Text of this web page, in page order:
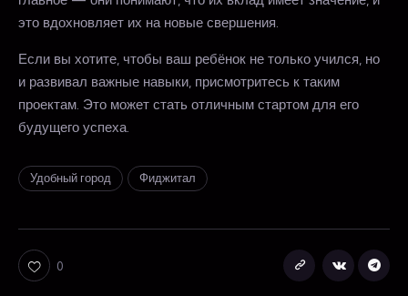
это вдохновляет их на новые свершения.
Если вы хотите, чтобы ваш ребёнок не только учился, но
и развивал важные навыки, присмотритесь к таким
проектам. Это может стать отличным стартом для его
будущего успеха.
Удобный город Фиджитал
0